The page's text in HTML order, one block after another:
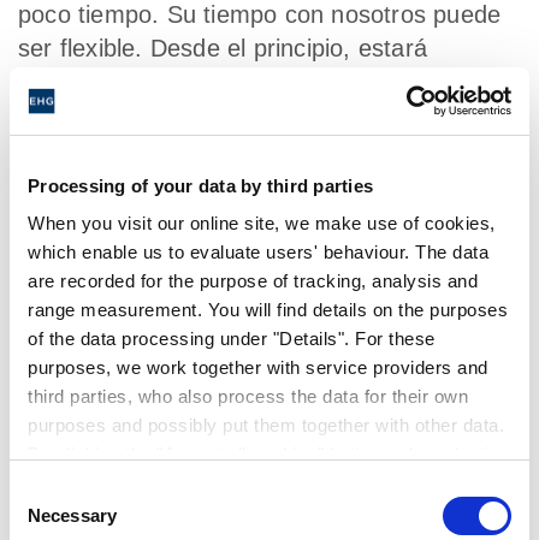
Processing of your data by third parties
When you visit our online site, we make use of cookies,
which enable us to evaluate users' behaviour. The data
are recorded for the purpose of tracking, analysis and
range measurement. You will find details on the purposes
of the data processing under "Details". For these
purposes, we work together with service providers and
third parties, who also process the data for their own
purposes and possibly put them together with other data.
consent to the processing of your data for the purposes
Selection
Necessary
poco tiempo. Su tiempo con nosotros puede
ser flexible. Desde el principio, estará
involucrado en el día a día de la empresa y,
según su área de especialización, también
Se valora la iniciativa
Sea proactivo y envíenos su candidatura por
iniciativa propia. Hay muchas maneras de
encontrar una oferta adecuada en Erwin
Hymer Group y sus marcas. Hable con
con talento.